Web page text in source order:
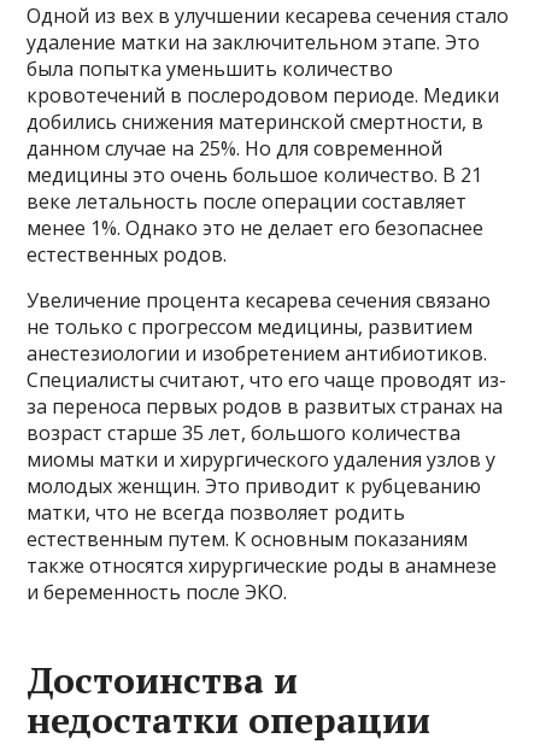
Одной из вех в улучшении кесарева сечения стало
удаление матки на заключительном этапе. Это
была попытка уменьшить количество
кровотечений в послеродовом периоде. Медики
добились снижения материнской смертности, в
данном случае на 25%. Но для современной
медицины это очень большое количество. В 21
веке летальность после операции составляет
менее 1%. Однако это не делает его безопаснее
естественных родов.
Увеличение процента кесарева сечения связано
не только с прогрессом медицины, развитием
анестезиологии и изобретением антибиотиков.
Специалисты считают, что его чаще проводят из-
за переноса первых родов в развитых странах на
возраст старше 35 лет, большого количества
миомы матки и хирургического удаления узлов у
молодых женщин. Это приводит к рубцеванию
матки, что не всегда позволяет родить
естественным путем. К основным показаниям
также относятся хирургические роды в анамнезе
и беременность после ЭКО.
Достоинства и
недостатки операции